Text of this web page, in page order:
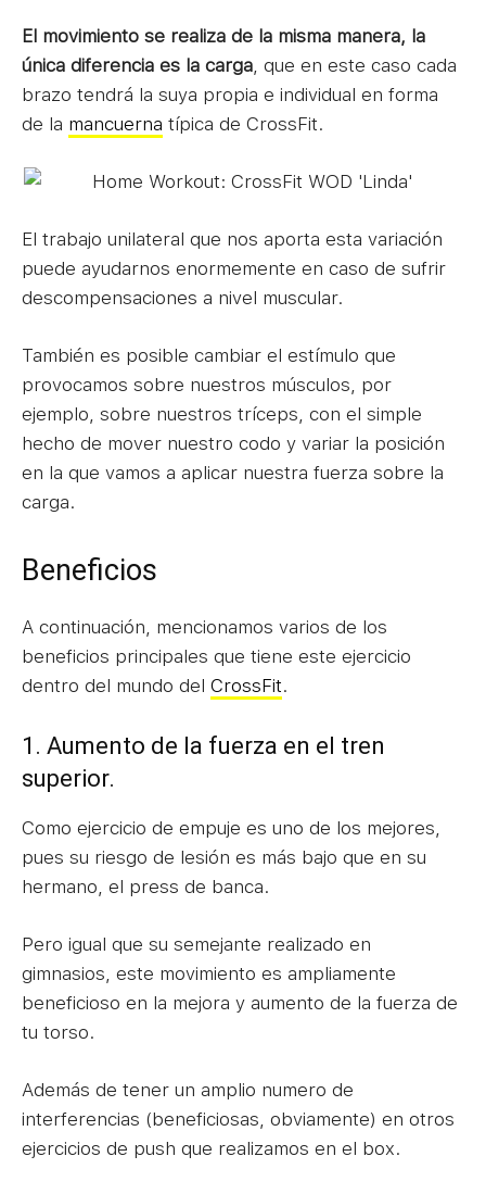
El movimiento se realiza de la misma manera, la
única diferencia es la carga, que en este caso cada
brazo tendrá la suya propia e individual en forma
de la mancuerna típica de CrossFit.
El trabajo unilateral que nos aporta esta variación
puede ayudarnos enormemente en caso de sufrir
descompensaciones a nivel muscular.
También es posible cambiar el estímulo que
provocamos sobre nuestros músculos, por
ejemplo, sobre nuestros tríceps, con el simple
hecho de mover nuestro codo y variar la posición
en la que vamos a aplicar nuestra fuerza sobre la
carga.
Beneficios
A continuación, mencionamos varios de los
beneficios principales que tiene este ejercicio
dentro del mundo del CrossFit.
1. Aumento de la fuerza en el tren
superior.
Como ejercicio de empuje es uno de los mejores,
pues su riesgo de lesión es más bajo que en su
hermano, el press de banca.
Pero igual que su semejante realizado en
gimnasios, este movimiento es ampliamente
beneficioso en la mejora y aumento de la fuerza de
tu torso.
Además de tener un amplio numero de
interferencias (beneficiosas, obviamente) en otros
ejercicios de push que realizamos en el box.